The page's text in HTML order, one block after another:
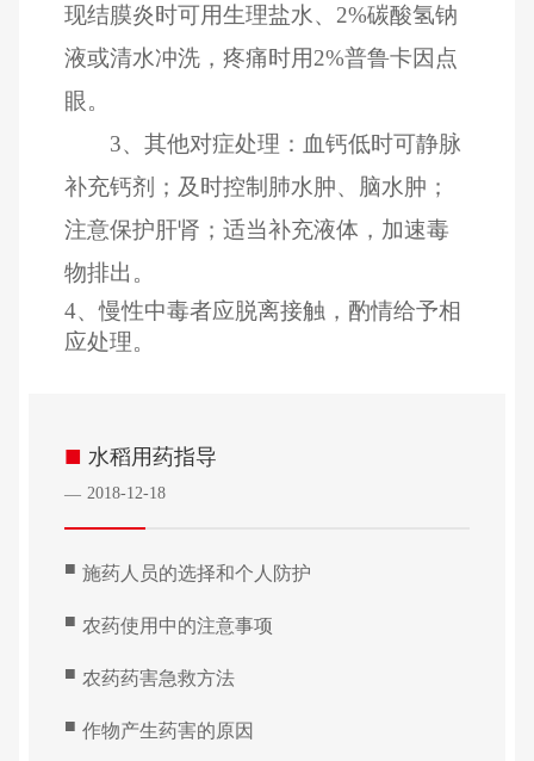
现结膜炎时可用生理盐水、2%碳酸氢钠
液或清水冲洗，疼痛时用2%普鲁卡因点
眼。
3、其他对症处理：血钙低时可静脉
补充钙剂；及时控制肺水肿、脑水肿；
注意保护肝肾；适当补充液体，加速毒
物排出。
4、慢性中毒者应脱离接触，酌情给予相
应处理。
■ 水稻用药指导
— 2018-12-18
■ 施药人员的选择和个人防护
■ 农药使用中的注意事项
■ 农药药害急救方法
■ 作物产生药害的原因